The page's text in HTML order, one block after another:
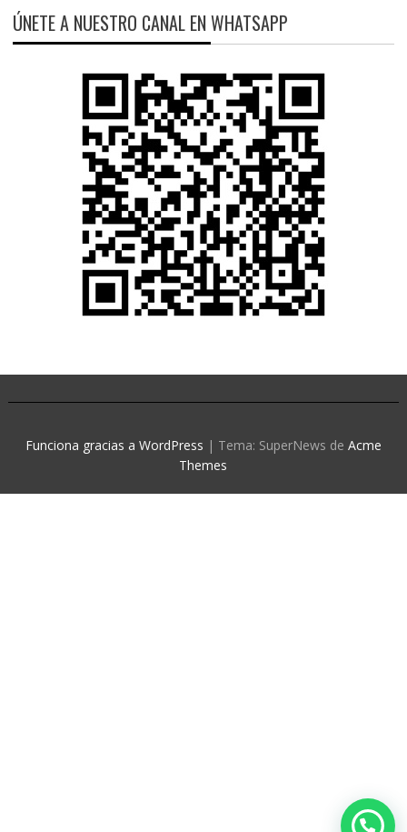
ÚNETE A NUESTRO CANAL EN WHATSAPP
Funciona gracias a WordPress | Tema: SuperNews de Acme
Themes